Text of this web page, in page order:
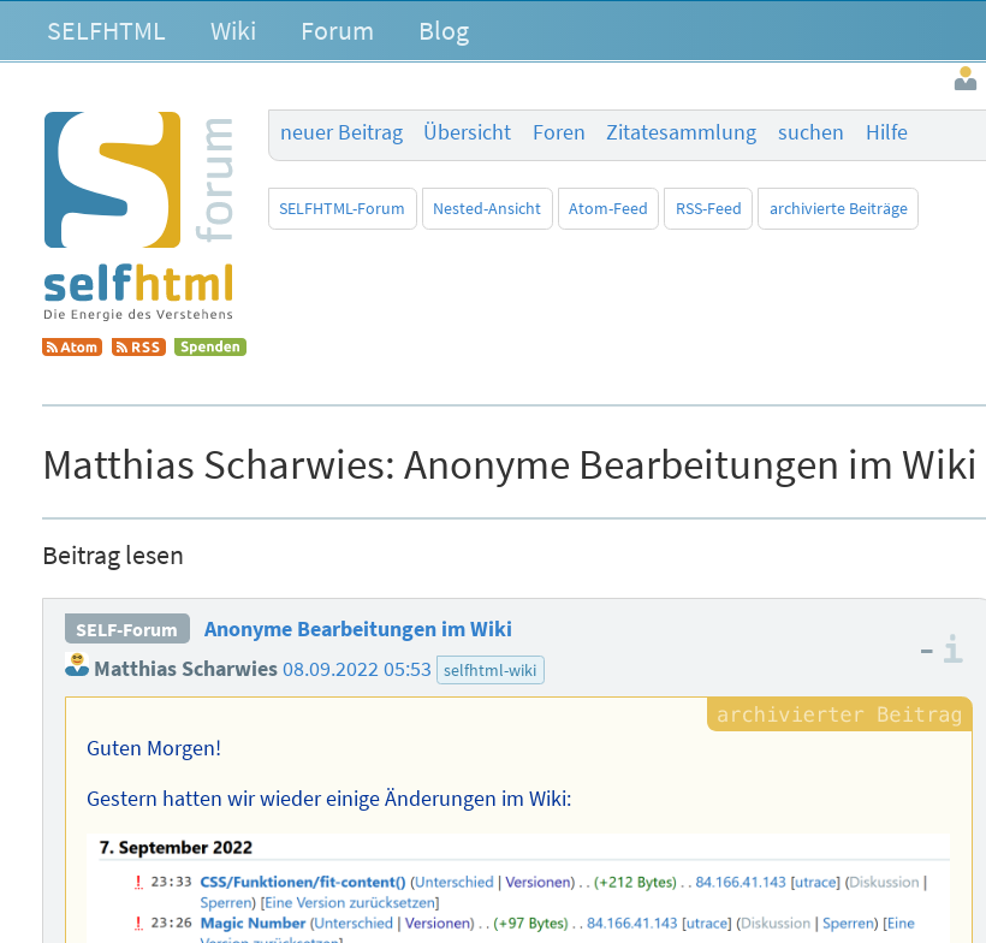
SELFHTML Wiki Forum Blog
neuer Beitrag
Übersicht Foren Zitatesammlung suchen Hilfe
SELFHTML-Forum Nested-Ansicht Atom-Feed RSS-Feed archivierte Beiträge
Matthias Scharwies: Anonyme Bearbeitungen im Wiki
Beitrag lesen
SELF-Forum
Anonyme Bearbeitungen im Wiki
Matthias Scharwies08.09.2022 05:53 selfhtml-wiki
–
Guten Morgen!
Gestern hatten wir wieder einige Änderungen im Wiki: